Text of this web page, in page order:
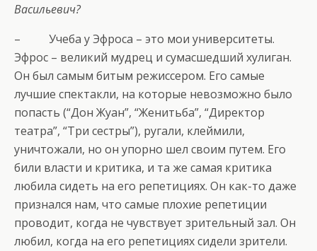
Васильевич?
– Учеба у Эфроса – это мои университеты.
Эфрос – великий мудрец и сумасшедший хулиган.
Он был самым битым режиссером. Его самые
лучшие спектакли, на которые невозможно было
попасть (“Дон Жуан”, “Женитьба”, “Директор
театра”, “Три сестры”), ругали, клеймили,
уничтожали, но он упорно шел своим путем. Его
били власти и критика, и та же самая критика
любила сидеть на его репетициях. Он как-то даже
признался нам, что самые плохие репетиции
проводит, когда не чувствует зрительный зал. Он
любил, когда на его репетициях сидели зрители.